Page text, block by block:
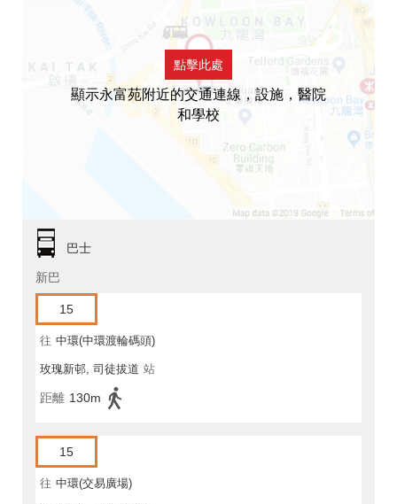
點擊此處
顯示永富苑附近的交通連線，設施，醫院
和學校
巴士
新巴
15
往 中環(中環渡輪碼頭)
玫瑰新邨, 司徒拔道 站
距離 130m
15
往 中環(交易廣場)